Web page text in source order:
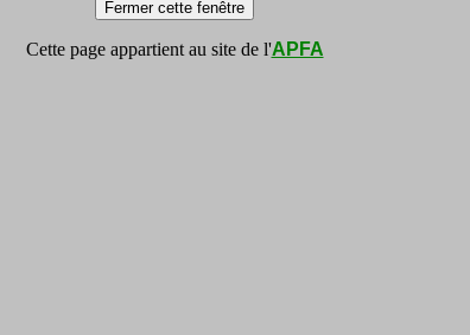
Cette page appartient au site de l'APFA